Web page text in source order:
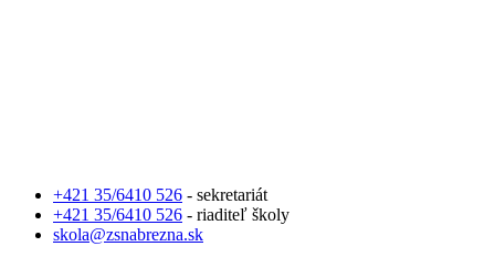
+421 35/6410 526 - sekretariát
+421 35/6410 526 - riaditeľ školy
skola@zsnabrezna.sk